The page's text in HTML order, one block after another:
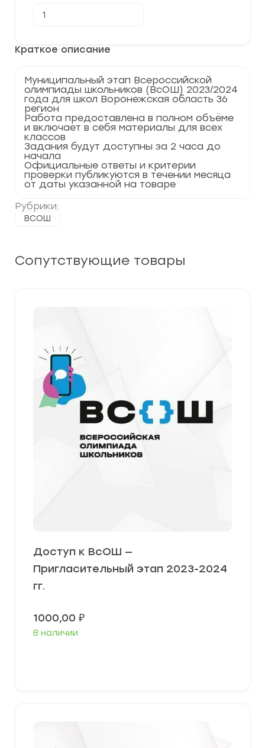
Краткое описание
Муниципальный этап Всероссийской
олимпиады школьников (ВсОШ) 2023/2024
года для школ Воронежская область 36
регион
Работа предоставлена в полном объёме
и включает в себя материалы для всех
классов
Задания будут доступны за 2 часа до
начала
Официальные ответы и критерии
проверки публикуются в течении месяца
от даты указанной на товаре
Рубрики:
ВСОШ
товара
этап
по
2024
г.
Воронежская
область
36
регион
Сопутствующие товары
Доступ к ВсОШ —
Пригласительный этап 2023-2024
гг.
1000,00 ₽
В наличии